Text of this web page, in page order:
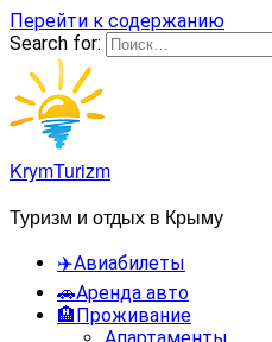
Перейти к содержанию
Search for:
KrymTurizm
Туризм и отдых в Крыму
✈️Авиабилеты
🚗Аренда авто
🏨Проживание